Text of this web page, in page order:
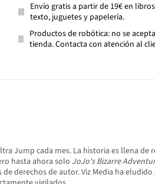
Envío gratis a partir de 19€ en
texto, juguetes y papelería.
Productos de robótica: no se
tienda. Contacta con atención al
Jump cada mes. La historia es llena de
hasta ahora solo JoJo's Bizarre
derechos de autor. Viz Media ha